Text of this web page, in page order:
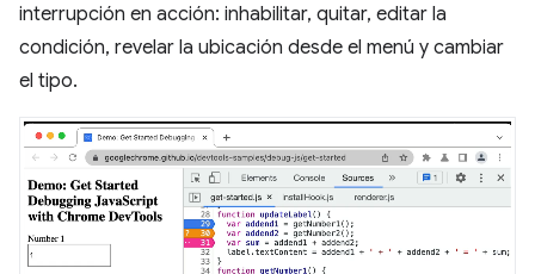
interrupción en acción: inhabilitar, quitar, editar la
condición, revelar la ubicación desde el menú y cambiar
el tipo.